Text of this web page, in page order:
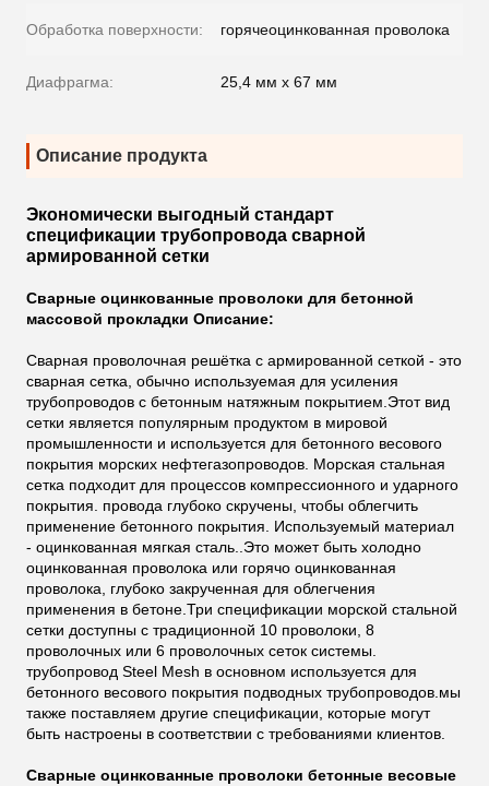
Обработка поверхности: горячеоцинкованная проволока
Диафрагма: 25,4 мм х 67 мм
Описание продукта
Экономически выгодный стандарт
спецификации трубопровода сварной
армированной сетки
Сварные оцинкованные проволоки для бетонной
массовой прокладки Описание:
Сварная проволочная решётка с армированной сеткой - это
сварная сетка, обычно используемая для усиления
трубопроводов с бетонным натяжным покрытием.Этот вид
сетки является популярным продуктом в мировой
промышленности и используется для бетонного весового
покрытия морских нефтегазопроводов. Морская стальная
сетка подходит для процессов компрессионного и ударного
покрытия. провода глубоко скручены, чтобы облегчить
применение бетонного покрытия. Используемый материал
- оцинкованная мягкая сталь..Это может быть холодно
оцинкованная проволока или горячо оцинкованная
проволока, глубоко закрученная для облегчения
применения в бетоне.Три спецификации морской стальной
сетки доступны с традиционной 10 проволоки, 8
проволочных или 6 проволочных сеток системы.
трубопровод Steel Mesh в основном используется для
бетонного весового покрытия подводных трубопроводов.мы
также поставляем другие спецификации, которые могут
быть настроены в соответствии с требованиями клиентов.
Сварные оцинкованные проволоки бетонные весовые